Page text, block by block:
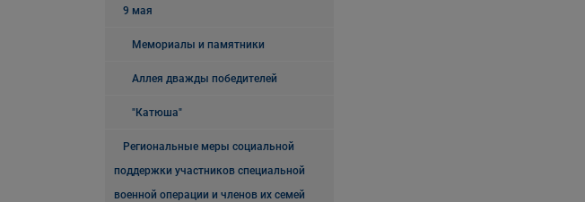
9 мая
Мемориалы и памятники
Аллея дважды победителей
"Катюша"
Региональные меры социальной
поддержки участников специальной
военной операции и членов их семей